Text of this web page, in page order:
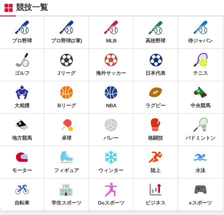
競技一覧
プロ野球 プロ野球(2軍) MLB 高校野球 侍ジャパン
ゴルフ Jリーグ 海外サッカー 日本代表 テニス
大相撲 Bリーグ NBA ラグビー 中央競馬
地方競馬 卓球 バレー 格闘技 バドミントン
モーター フィギュア ウィンター 陸上 水泳
自転車 学生スポーツ Doスポーツ ビジネス eスポーツ